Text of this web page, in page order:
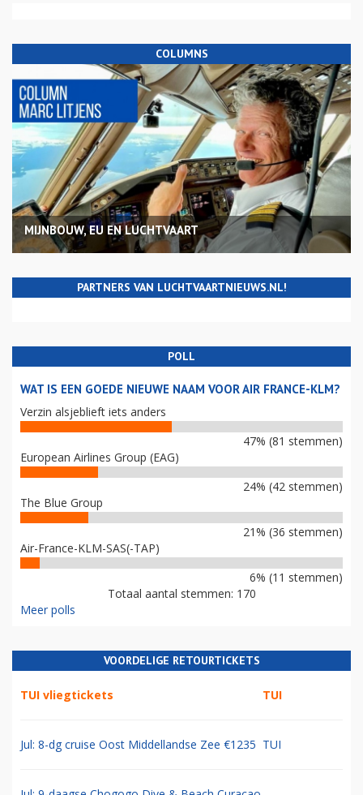
COLUMNS
MIJNBOUW, EU EN LUCHTVAART
PARTNERS VAN LUCHTVAARTNIEUWS.NL!
POLL
WAT IS EEN GOEDE NIEUWE NAAM VOOR AIR FRANCE-KLM?
Verzin alsjeblieft iets anders
47% (81 stemmen)
European Airlines Group (EAG)
24% (42 stemmen)
The Blue Group
21% (36 stemmen)
Air-France-KLM-SAS(-TAP)
6% (11 stemmen)
Totaal aantal stemmen: 170
Meer polls
VOORDELIGE RETOURTICKETS
TUI vliegtickets TUI
Jul: 8-dg cruise Oost Middellandse Zee €1235 TUI